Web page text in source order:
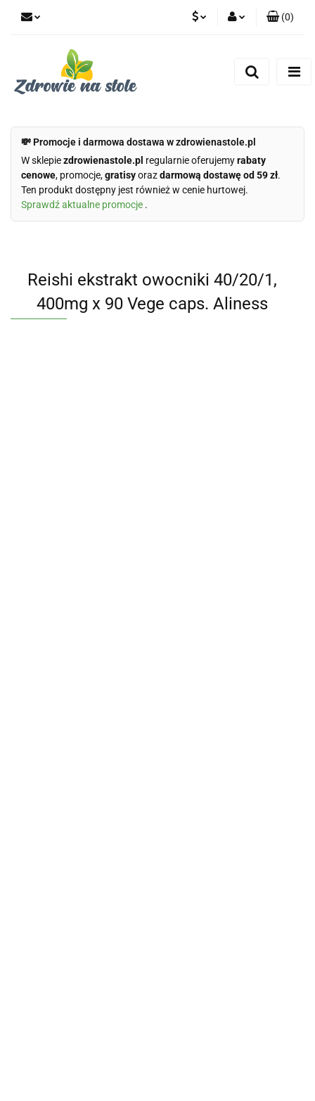
(0)
💸 Promocje i darmowa dostawa w zdrowienastole.pl
W sklepiezdrowienastole.pl regularnie oferujemyrabaty
cenowe, promocje,gratisyorazdarmową dostawę od 59 zł.
Ten produkt dostępny jest również w cenie hurtowej.
Sprawdź aktualne promocje .
Reishi ekstrakt owocniki 40/20/1,
400mg x 90 Vege caps. Aliness